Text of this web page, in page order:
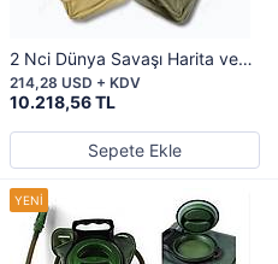
2 Nci Dünya Savaşı Harita ve
Çeşitli Ekipman Çantası
10.218,56 TL
214,28 USD + KDV
Sepete Ekle